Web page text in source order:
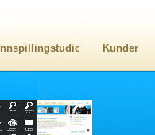
Innspillingstudio Kunder